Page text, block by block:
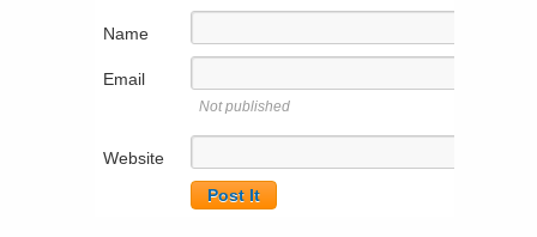
Name
Email
Not published
Website